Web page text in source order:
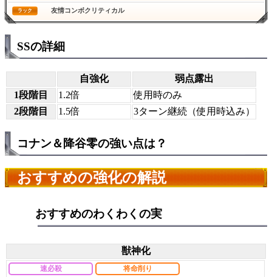
ラック 友情コンボクリティカル
SSの詳細
自強化
弱点露出
1段階目
1.2倍
使用時のみ
2段階目
1.5倍 3ターン継続（使用時込み）
コナン＆降谷零の強い点は？
おすすめの強化の解説
おすすめのわくわくの実
獣神化
速必殺 将命削り